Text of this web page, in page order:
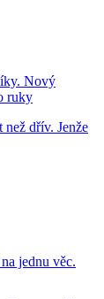
Nový
ruky
než dřív. Jenže
jednu věc.